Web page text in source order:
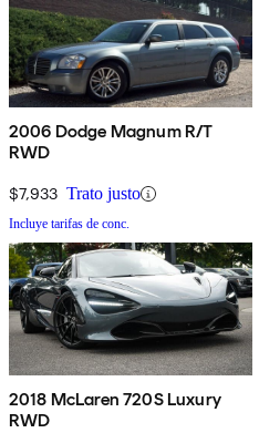
2006 Dodge Magnum R/T
RWD
$7,933 Trato justo
Incluye tarifas de conc.
2018 McLaren 720S Luxury
RWD